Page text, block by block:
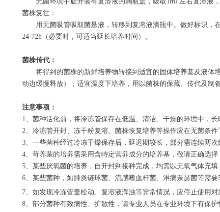
菌株复壮：
用无菌吸管吸取菌悬液，转移到复溶液滴瓶中。做好标识，
24-72h （必要时，可适当延长培养时间）。
菌株传代：
将得到的菌株的新鲜培养物转接到适宜的固体培养基及液体
动边缓慢释放），适宜温度下培养，用以菌株的保藏、传代及制
注意事项：
1、菌种活化前，将冷冻管保存在低温、清洁、干燥的环境中，
2、冷冻管开封、冻干粉复溶、菌株恢复培养等操作应在无菌条件
3、一些菌种经过冷冻干燥保存后，延迟期较长，部分需连续两
4、苛养菌的培养需采用含特定营养成分的培养基，敬请正确选
5、某些厌氧菌的培养，自开封到接种完成，均需以无氧气体充
6、某些菌种，如肺炎链球菌、流感嗜血杆菌、淋病奈瑟菌等需要
7 、如发现冷冻管盖松动、复溶液浑浊等异常情况，应停止使用
8 、部分菌种有致病性、扩散性，请专业人员在专业环境下有保